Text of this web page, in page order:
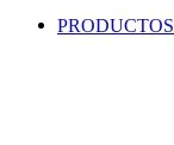
PRODUCTOS